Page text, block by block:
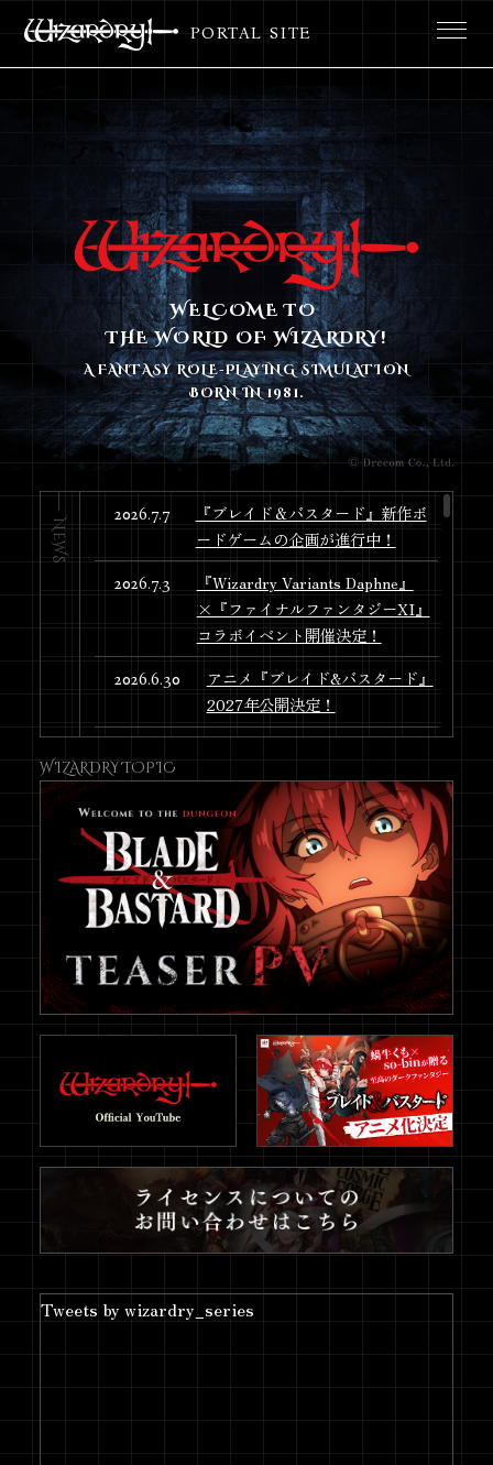
PORTAL SITE
WELCOME TO
THE WORLD OF WIZARDRY!
A FANTASY ROLE-PLAYING SIMULATION
BORN IN 1981.
WIZARDRY TOPIC
NEWS
2026.7.7
『ブレイド＆バスタード』新作ボ
ードゲームの企画が進行中！
2026.7.3
『Wizardry Variants Daphne』
×『ファイナルファンタジーXI』
コラボイベント開催決定！
2026.6.30
アニメ『ブレイド&バスタード』
2027年公開決定！
へのコメントを公開！
2026.6.30
Anime Expo 2026 にアニメ『ブ
レイド＆バスタード』が出展！
2026.6.11
イラストレーター・末弥 純氏の手
がける、45周年記念メインビジュ
アルが解禁！
2026.6.11
あなたの「冒険の記憶」が45周年
を彩る。特別アンケート実施！
2026.6.4
「Game*Spark」にて、ロバー
ト・ウッドヘッド氏の特別ロング
インタビューが公開！
2026.6.4
ロバート・ウッドヘッド氏による
45周年お祝いビデオメッセージを
公開！
「Wizardry」公式YouTubeチャン
ネルが開設！
Tweets by wizardry_series